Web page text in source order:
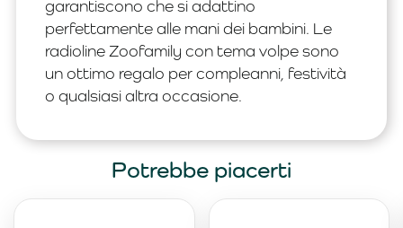
garantiscono che si adattino
perfettamente alle mani dei bambini. Le
radioline Zoofamily con tema volpe sono
un ottimo regalo per compleanni, festività
o qualsiasi altra occasione.
Potrebbe piacerti